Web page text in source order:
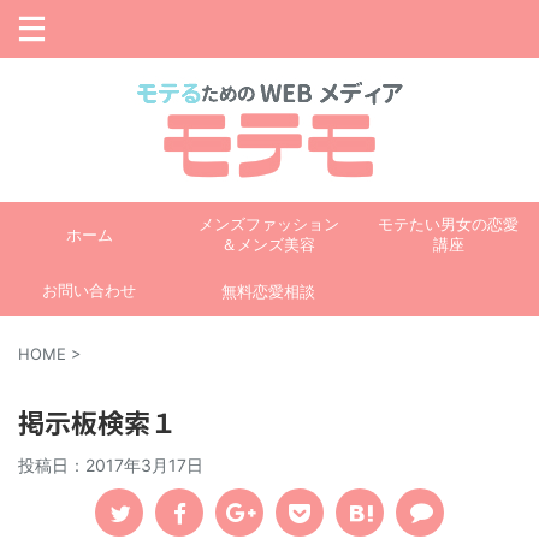
ホーム
メンズファッション
＆メンズ美容
モテたい男女の恋愛
講座
お問い合わせ 無料恋愛相談
HOME >
掲示板検索１
投稿日： 2017年3月17日